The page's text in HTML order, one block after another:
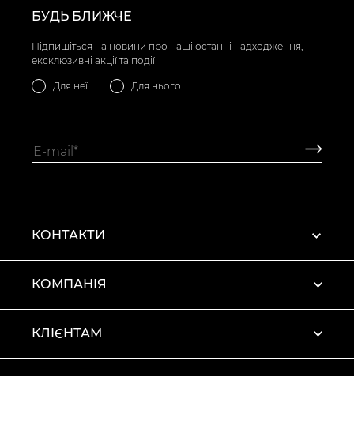
БУДЬ БЛИЖЧЕ
Підпишіться на новини про наші останні надходження,
ексклюзивні акції та події
Для неї Для нього
КОНТАКТИ
КОМПАНІЯ
КЛІЄНТАМ